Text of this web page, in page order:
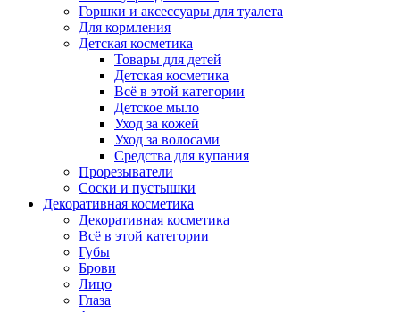
Горшки и аксессуары для туалета
Для кормления
Детская косметика
Товары для детей
Детская косметика
Всё в этой категории
Детское мыло
Уход за кожей
Уход за волосами
Средства для купания
Прорезыватели
Соски и пустышки
Декоративная косметика
Декоративная косметика
Всё в этой категории
Губы
Брови
Лицо
Глаза